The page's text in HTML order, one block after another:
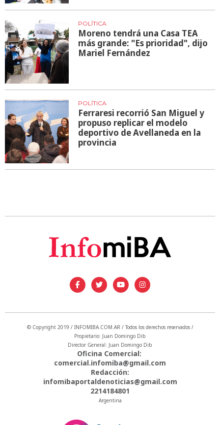
POLÍTICA
Moreno tendrá una Casa TEA
más grande: "Es prioridad", dijo
Mariel Fernández
POLÍTICA
Ferraresi recorrió San Miguel y
propuso replicar el modelo
deportivo de Avellaneda en la
provincia
© Copyright 2019 / INFOMIBA.COM.AR / Todos los derechos reservados /
Propietario: Juan Domingo Dib
Director General: Juan Domingo Dib
Oficina Comercial:
comercial.infomiba@gmail.com
Redacción:
infomibaportaldenoticias@gmail.com
2214184801
Argentina